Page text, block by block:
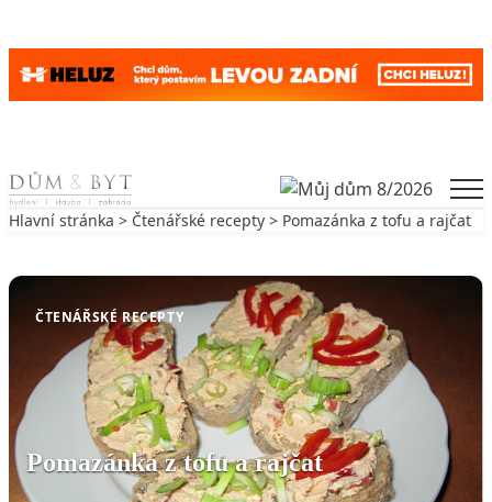
Skip to content
Hlavní stránka > Čtenářské recepty > Pomazánka z tofu a rajčat
ČTENÁŘSKÉ RECEPTY
Pomazánka z tofu a rajčat